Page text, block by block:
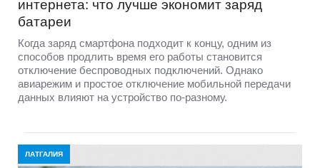
интернета: что лучше экономит заряд
батареи
Когда заряд смартфона подходит к концу, одним из
способов продлить время его работы становится
отключение беспроводных подключений. Однако
авиарежим и простое отключение мобильной передачи
данных влияют на устройство по-разному.
ЛАТГАЛИЯ